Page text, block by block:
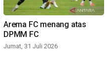
Arema FC menang atas
DPMM FC
Jumat, 31 Juli 2026